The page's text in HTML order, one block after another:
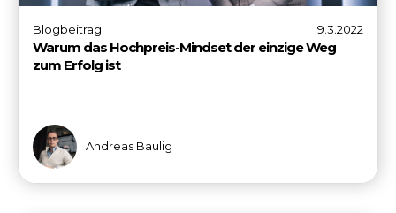
Blogbeitrag 9.3.2022
Warum das Hochpreis-Mindset der einzige Weg
zum Erfolg ist
Andreas Baulig